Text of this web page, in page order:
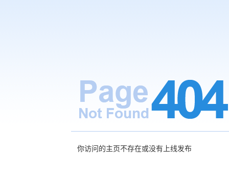
你访问的主页不存在或没有上线发布